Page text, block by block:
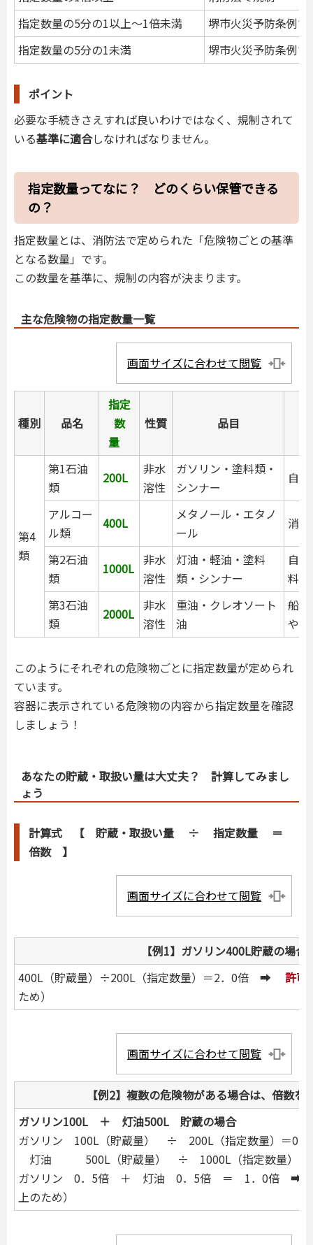
指定数量の5分の1以上～1倍未満
堺市火災予防条例で
指定数量の5分の1未満
堺市火災予防条例で
ポイント
必要な手続きさえすれば良いわけではなく、規制されて
いる基準に適合しなければなりません。
指定数量ってなに？ どのくらい保管できる
の？
指定数量とは、消防法で定められた「危険物ごとの基準
となる数量」です。
この数量を基準に、規制の内容が決まります。
主な危険物の指定数量一覧
画面サイズに合わせて閲覧
種別 品名
指定
数
量
性質 品目
第4
類
第1石油
類
200L
非水
溶性
ガソリン・塗料類・
シンナー
自
アルコー
ル類
400L
メタノール・エタノ
ール
消
第2石油
類
1000L
非水
溶性
灯油・軽油・塗料
類・シンナー
自
料
第3石油
類
2000L
非水
溶性
重油・クレオソート
油
船
や
このようにそれぞれの危険物ごとに指定数量が定められ
ています。
容器に表示されている危険物の内容から指定数量を確認
しましょう！
あなたの貯蔵・取扱い量は大丈夫？ 計算してみまし
ょう
計算式 【 貯蔵・取扱い量 ÷ 指定数量 ＝
倍数 】
画面サイズに合わせて閲覧
【例1】ガソリン400L貯蔵の場合
400L（貯蔵量）÷200L（指定数量）＝2．0倍 ➡ 許可
ため）
画面サイズに合わせて閲覧
【例2】複数の危険物がある場合は、倍数を
ガソリン100L ＋ 灯油500L 貯蔵の場合
ガソリン 100L（貯蔵量） ÷ 200L（指定数量）＝0．
灯油 500L（貯蔵量） ÷ 1000L（指定数量）
ガソリン 0．5倍 ＋ 灯油 0．5倍 ＝ 1．0倍 ➡
上のため）